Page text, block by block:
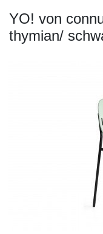
YO! von
thymian/
SALE